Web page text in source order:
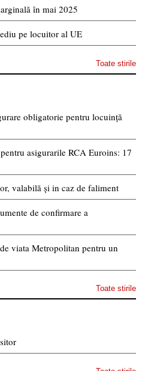
în mai 2025
pe locuitor al UE
Toate stirile
obligatorie pentru locuință
asigurarile RCA Euroins: 17
valabilă și in caz de faliment
de confirmare a
viata Metropolitan pentru un
Toate stirile